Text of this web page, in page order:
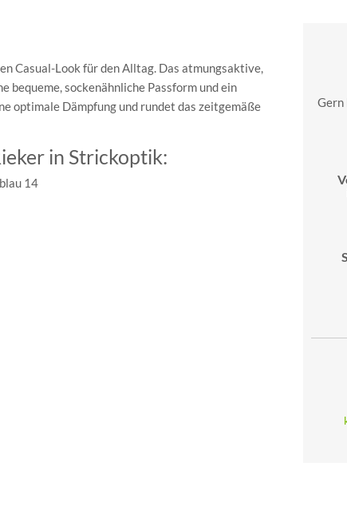
Casual-Look für den Alltag. Das atmungsaktive,
sockenähnliche Passform und ein
optimale Dämpfung und rundet das zeitgemäße
in Strickoptik:
14
Gern